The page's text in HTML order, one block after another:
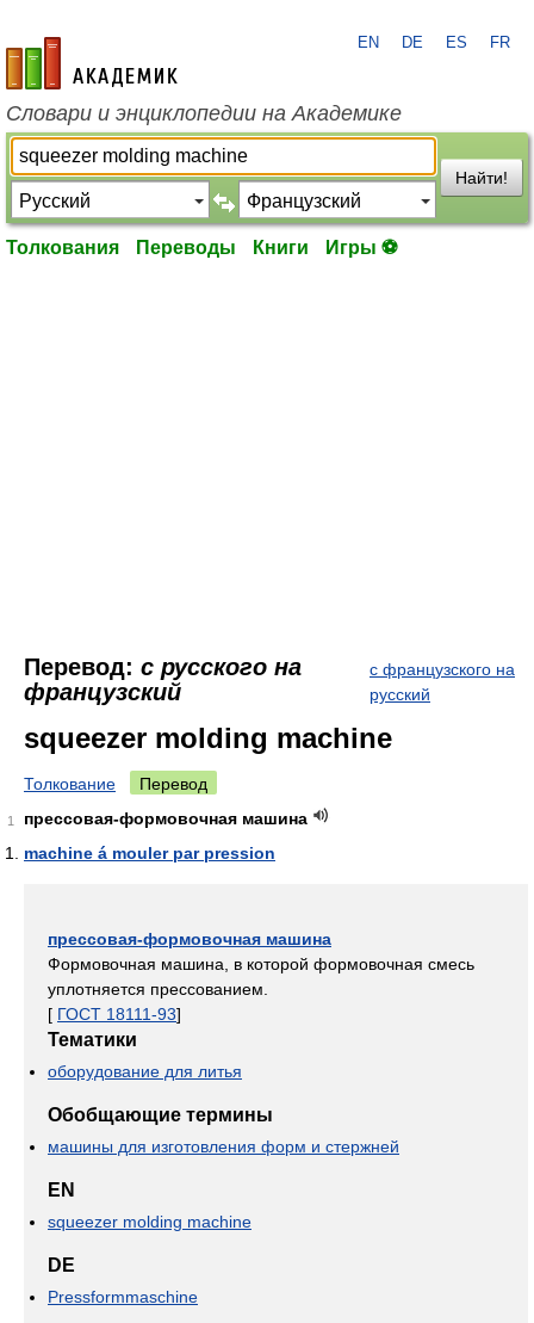
academic.ru
EN DE ES FR
Словари и энциклопедии на Академике
Найти!
Толкования Переводы Книги Игры ⚽
Перевод: с русского на
французский
с французского на
русский
squeezer molding machine
Толкование Перевод
1
прессовая-формовочная машина
machine á mouler par pression
прессовая-формовочная машина
Формовочная машина, в которой формовочная смесь
уплотняется прессованием.
[ ГОСТ 18111-93]
Тематики
оборудование для литья
Обобщающие термины
машины для изготовления форм и стержней
EN
squeezer molding machine
DE
Pressformmaschine